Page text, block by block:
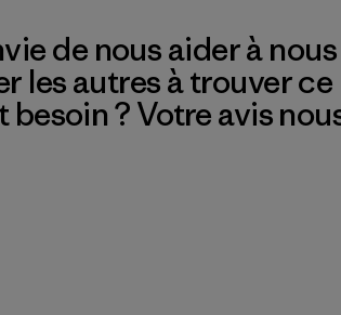
de nous aider à nous
les autres à trouver ce
besoin ? Votre avis